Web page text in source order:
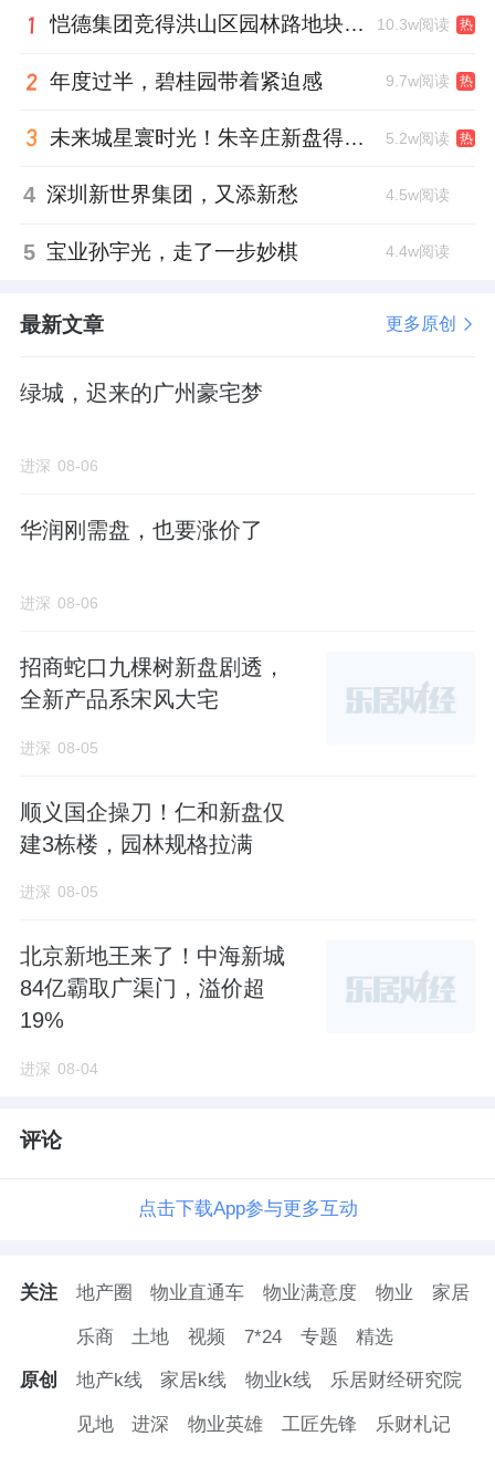
恺德集团竞得洪山区园林路地块，引入贝好家C2M产品定位及营销服务 10.3w阅读 热
年度过半，碧桂园带着紧迫感 9.7w阅读 热
未来城星寰时光！朱辛庄新盘得房率创新高 5.2w阅读 热
4 深圳新世界集团，又添新愁 4.5w阅读
5 宝业孙宇光，走了一步妙棋 4.4w阅读
最新文章 更多原创
绿城，迟来的广州豪宅梦
进深 08-06
华润刚需盘，也要涨价了
进深 08-06
招商蛇口九棵树新盘剧透，
全新产品系宋风大宅
进深 08-05
顺义国企操刀！仁和新盘仅
建3栋楼，园林规格拉满
进深 08-05
北京新地王来了！中海新城
84亿霸取广渠门，溢价超
19%
进深 08-04
评论
点击下载App参与更多互动
关注 地产圈 物业直通车 物业满意度 物业 家居
乐商 土地 视频 7*24 专题 精选
原创 地产k线 家居k线 物业k线 乐居财经研究院
见地 进深 物业英雄 工匠先锋 乐财札记